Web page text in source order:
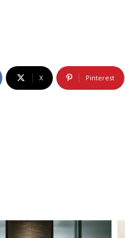
X Pinterest